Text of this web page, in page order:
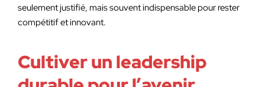
seulement justifié, mais souvent indispensable pour rester
compétitif et innovant.
Cultiver un leadership